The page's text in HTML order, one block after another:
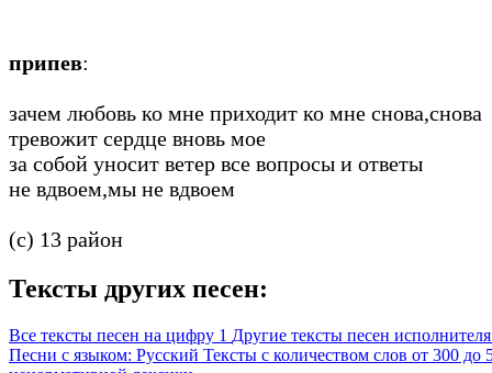
припев:
зачем любовь ко мне приходит ко мне снова,снова
тревожит сердце вновь мое
за собой уносит ветер все вопросы и ответы
не вдвоем,мы не вдвоем
(c) 13 район
Тексты других песен:
Все тексты песен на цифру 1 Другие тексты песен
Песни с языком: Русский Тексты с количеством слов от 300 до